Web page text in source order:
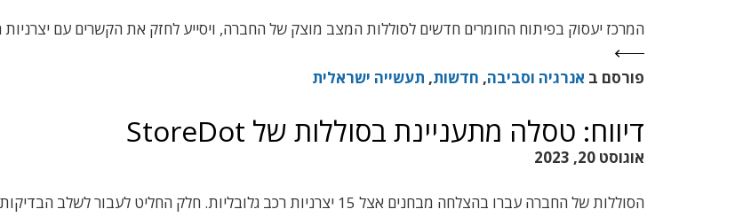
המרכז יעסוק בפיתוח החומרים חדשים לסוללות המצב מוצק של החברה, ויסייע לחזק את הקשרים עם יצרניות
פורסם ב אנרגיה וסביבה, חדשות, תעשייה ישראלית
דיווח: טסלה מתעניינת בסוללות של StoreDot
אוגוסט 20, 2023
הסוללות של החברה עברו בהצלחה מבחנים אצל 15 יצרניות רכב גלובליות. חלק החליט לעבור